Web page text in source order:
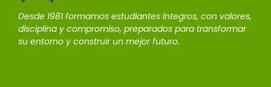
Desde 1981 formamos estudiantes íntegros, con valores,
disciplina y compromiso, preparados para transformar
su entorno y construir un mejor futuro.